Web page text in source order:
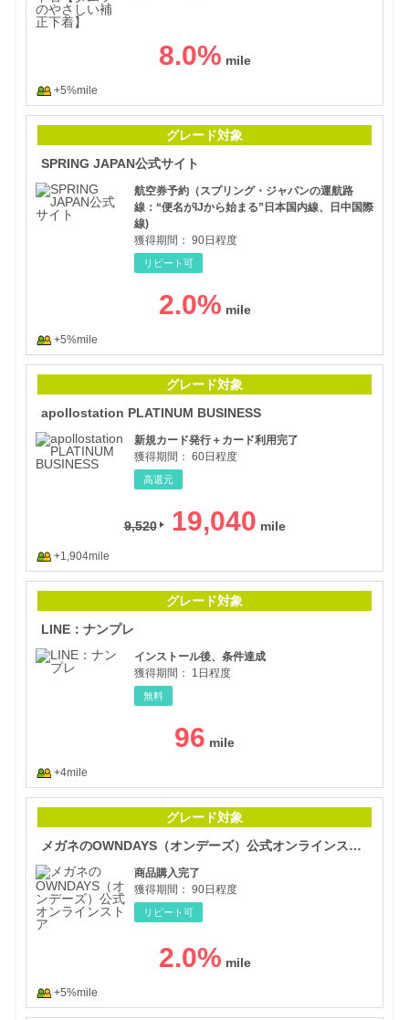
8.0%
+5%mile
グレード対象
SPRING JAPAN公式サイト
航空券予約（スプリング・ジャパンの運航路
線：“便名がIJから始まる”日本国内線、日中国際
線)
獲得期間： 90日程度
リピート可
2.0%
+5%mile
グレード対象
apollostation PLATINUM BUSINESS
新規カード発行＋カード利用完了
獲得期間： 60日程度
高還元
9,520 19,040
+1,904mile
グレード対象
LINE：ナンプレ
インストール後、条件達成
獲得期間：
1日程度
無料
96
+4mile
グレード対象
メガネのOWNDAYS（オンデーズ）公式オンラインストア
商品購入完了
獲得期間： 90日程度
リピート可
2.0%
+5%mile